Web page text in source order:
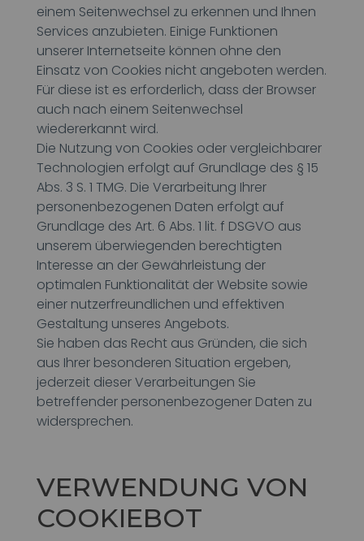
einem Seitenwechsel zu erkennen und Ihnen
Services anzubieten. Einige Funktionen
unserer Internetseite können ohne den
Einsatz von Cookies nicht angeboten werden.
Für diese ist es erforderlich, dass der Browser
auch nach einem Seitenwechsel
wiedererkannt wird.
Die Nutzung von Cookies oder vergleichbarer
Technologien erfolgt auf Grundlage des § 15
Abs. 3 S. 1 TMG. Die Verarbeitung Ihrer
personenbezogenen Daten erfolgt auf
Grundlage des Art. 6 Abs. 1 lit. f DSGVO aus
unserem überwiegenden berechtigten
Interesse an der Gewährleistung der
optimalen Funktionalität der Website sowie
einer nutzerfreundlichen und effektiven
Gestaltung unseres Angebots.
Sie haben das Recht aus Gründen, die sich
aus Ihrer besonderen Situation ergeben,
jederzeit dieser Verarbeitungen Sie
betreffender personenbezogener Daten zu
widersprechen.
VERWENDUNG VON
COOKIEBOT